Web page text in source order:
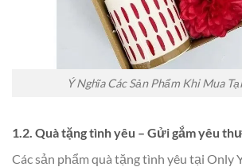
Ý Nghĩa Các Sản Phẩm Khi Mua
1.2. Quà tặng tình yêu – Gửi gắm yêu
Các sản phẩm quà tặng tình yêu tại Only